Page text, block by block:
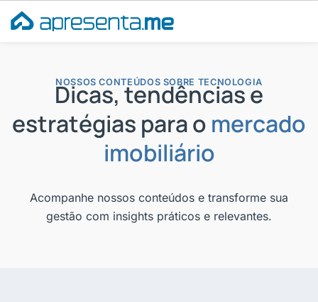
para
NOSSOS CONTEÚDOS SOBRE TECNOLOGIA
Dicas, tendências e
estratégias para o mercado
imobiliário
Acompanhe nossos conteúdos e transforme sua
gestão com insights práticos e relevantes.